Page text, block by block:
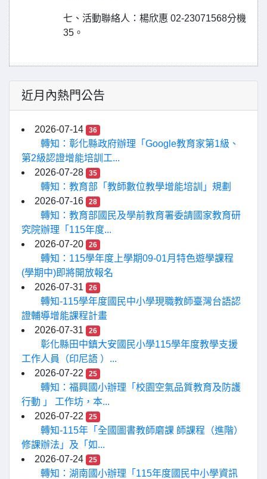
七、活動聯絡人：楊欣惠 02-23071568分機
35。
近月內熱門公告
2026-07-14 36
轉知：彰化縣政府辦理「Google教育家第1級、
第2級認證增能培訓工...
2026-07-28
35
轉知：教育部「教師數位教學增能培訓」規劃
2026-07-16
28
轉知：教育部國民及學前教育署委請國家教育研
究院辦理「115年度...
2026-07-20
26
轉知：115學年度上學期09-01月特色遊學課程
(學期中)即將開放報名
2026-07-31
26
轉知-115學年度國民中小學現職教師臺灣台語認
證輔導增能課程計畫
2026-07-31
26
彰化縣田中鎮大安國民小學115學年度教學支援
工作人員（印尼語 ）...
2026-07-22
25
轉知：福興國小辦理「校園空氣品質教育及防護
行動 」 工作坊，本...
2026-07-22
25
轉知-115年「全國圖書教師磨課 師課程（進階）
修課辦法」及「如...
2026-07-24
25
轉知：湖南國小辦理「115年度國民中小學資訊